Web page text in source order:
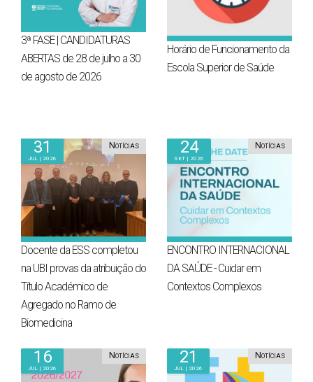
3ª FASE | CANDIDATURAS
ABERTAS de 28 de julho a 30
de agosto de 2026
Horário de Funcionamento da
Escola Superior de Saúde
31
Jul | 2026
Notícias
Docente da ESS completou
na UBI provas da atribuição do
Título Académico de
Agregado no Ramo de
Biomedicina
24
Set | 2026
Notícias
ENCONTRO INTERNACIONAL
DA SAÚDE - Cuidar em
Contextos Complexos
16
Jul | 2026
Notícias 21
Jul | 2026
Notícias